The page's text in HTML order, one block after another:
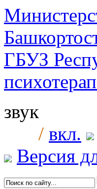
ГБУЗ
звук
/ вкл.
Версия